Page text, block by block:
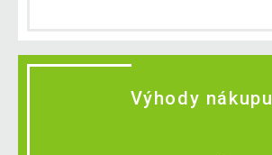
Výhody nákupu